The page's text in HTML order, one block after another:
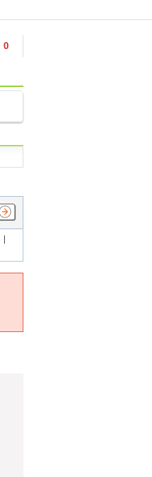
0
|